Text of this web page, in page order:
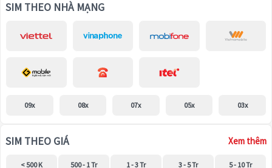
SIM THEO NHÀ MẠNG
09x 08x 07x 05x 03x
SIM THEO GIÁ Xem thêm
< 500 K 500 - 1 Tr 1 - 3 Tr 3 - 5 Tr 5 - 10 Tr